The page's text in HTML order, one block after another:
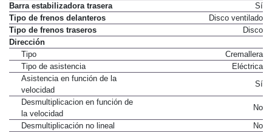
Barra estabilizadora trasera
Sí
Tipo de frenos delanteros
Disco ventilado
Tipo de frenos traseros
Disco
Dirección
Tipo
Cremallera
Tipo de asistencia
Eléctrica
Asistencia en función de la
velocidad
Sí
Desmultiplicacion en función de
la velocidad
No
Desmultiplicación no lineal
No